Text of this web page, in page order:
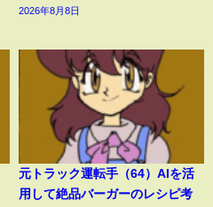
2026年8月8日
元トラック運転手（64）AIを活
用して絶品バーガーのレシピ考